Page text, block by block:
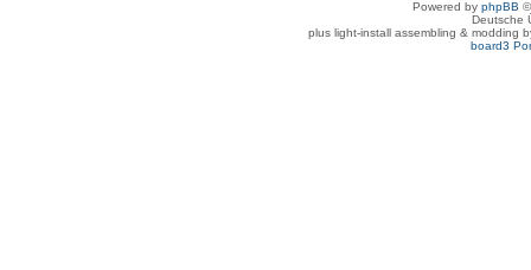
Powered by phpBB
Deutsche
plus light-install assembling & modding
board3